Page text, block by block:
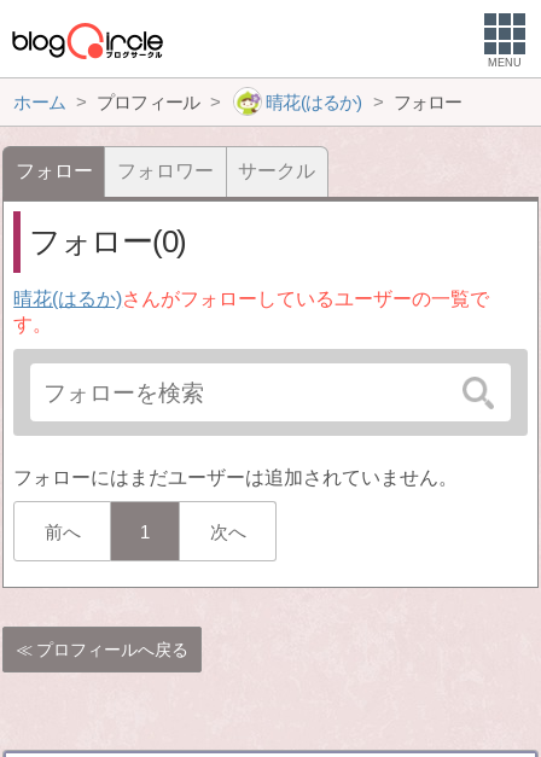
MENU
ホーム プロフィール 晴花(はるか) フォロー
フォロー フォロワー サークル
フォロー(0)
晴花(はるか)さんがフォローしているユーザーの一覧で
す。
フォローにはまだユーザーは追加されていません。
前へ 1 次へ
プロフィールへ戻る